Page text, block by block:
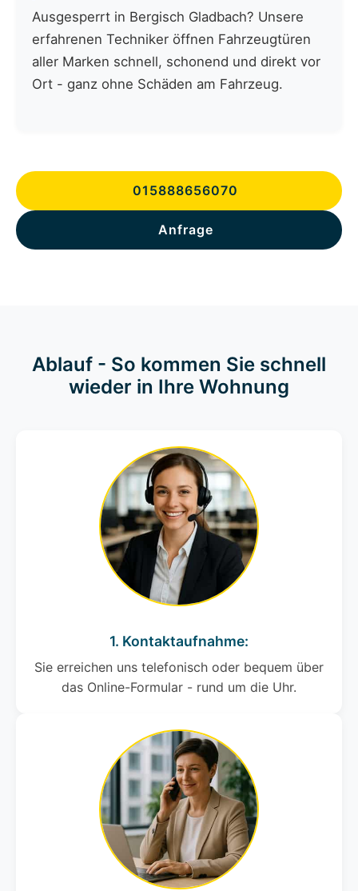
Ausgesperrt in Bergisch Gladbach? Unsere
erfahrenen Techniker öffnen Fahrzeugtüren
aller Marken schnell, schonend und direkt vor
Ort - ganz ohne Schäden am Fahrzeug.
015888656070
Anfrage
Ablauf - So kommen Sie schnell
wieder in Ihre Wohnung
1. Kontaktaufnahme:
Sie erreichen uns telefonisch oder bequem über
das Online-Formular - rund um die Uhr.